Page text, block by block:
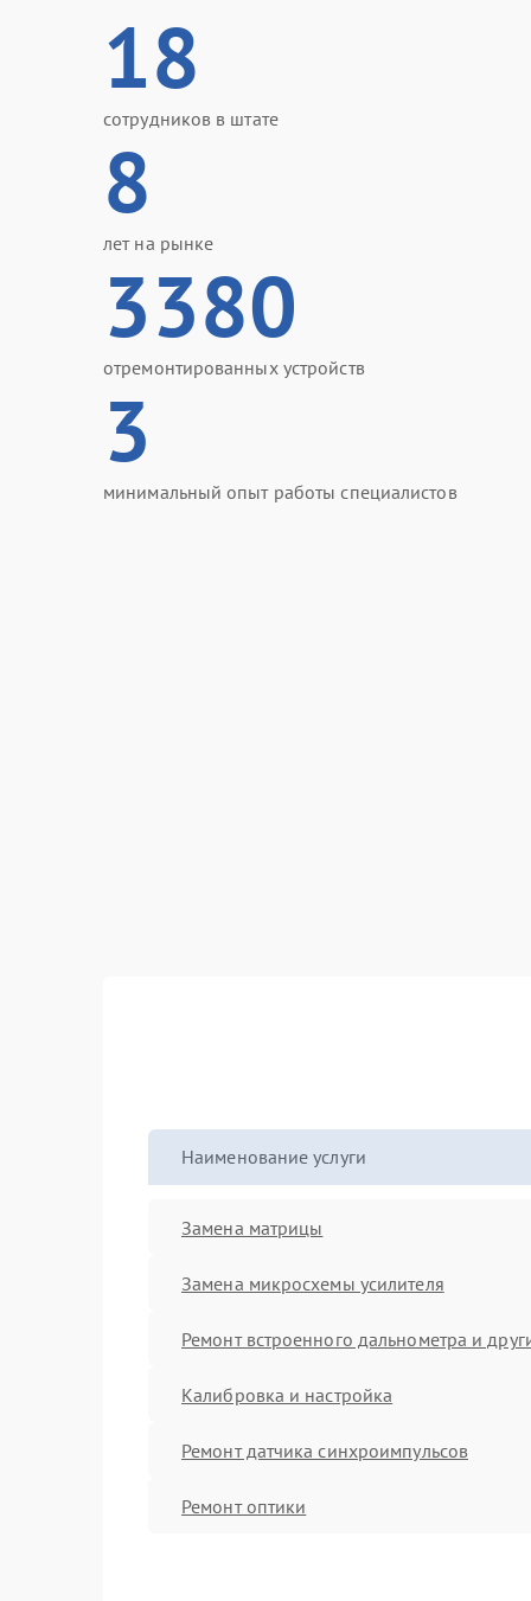
18
сотрудников в штате
8
лет на рынке
3380
отремонтированных устройств
3
минимальный опыт работы специалистов
Наименование услуги
Замена матрицы
Замена микросхемы усилителя
Ремонт встроенного дальнометра и
Калибровка и настройка
Ремонт датчика синхроимпульсов
Ремонт оптики